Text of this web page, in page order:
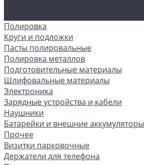
Полировка
Круги и подложки
Пасты полировальные
Полировка металлов
Подготовительные материалы
Шлифовальные материалы
Электроника
Зарядные устройства и кабели
Наушники
Батарейки и внешние аккумуляторы
Прочее
Визитки парковочные
Держатели для телефона